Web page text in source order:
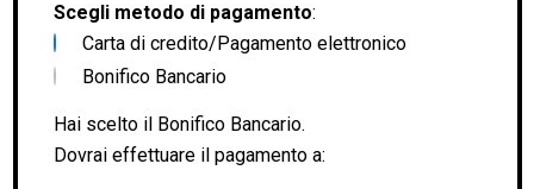
Scegli metodo di pagamento:
Carta di credito/Pagamento elettronico
Bonifico Bancario
Hai scelto il Bonifico Bancario.
Dovrai effettuare il pagamento a: